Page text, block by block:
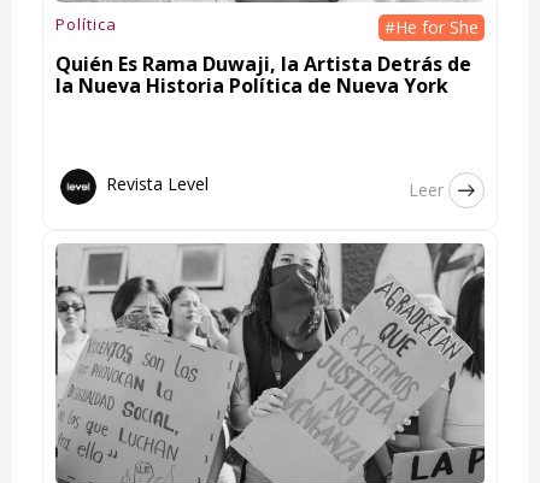
Política #He for She
Quién Es Rama Duwaji, la Artista Detrás de
la Nueva Historia Política de Nueva York
Revista Level Leer